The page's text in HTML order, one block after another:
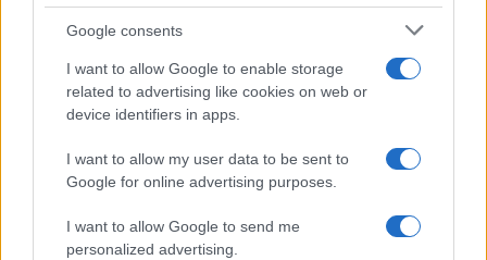
Google consents
I want to allow Google to enable storage
related to advertising like cookies on web or
device identifiers in apps.
I want to allow my user data to be sent to
Google for online advertising purposes.
I want to allow Google to send me
personalized advertising.
Freestyle navdušuje s poletno
prilagojenimi cenami koles
Vlom v hišo pri Slovenj Gradcu,
lastniki ostali brez orodja in
modema
izbrati material, polnilo in
izvedbo
Koroške reke so opazno upadle,
zadnja dva tedna skoraj brez